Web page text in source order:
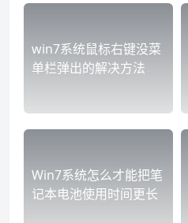
win7系统鼠标右键没菜
单栏弹出的解决方法
Win7系统怎么才能把笔
记本电池使用时间更长